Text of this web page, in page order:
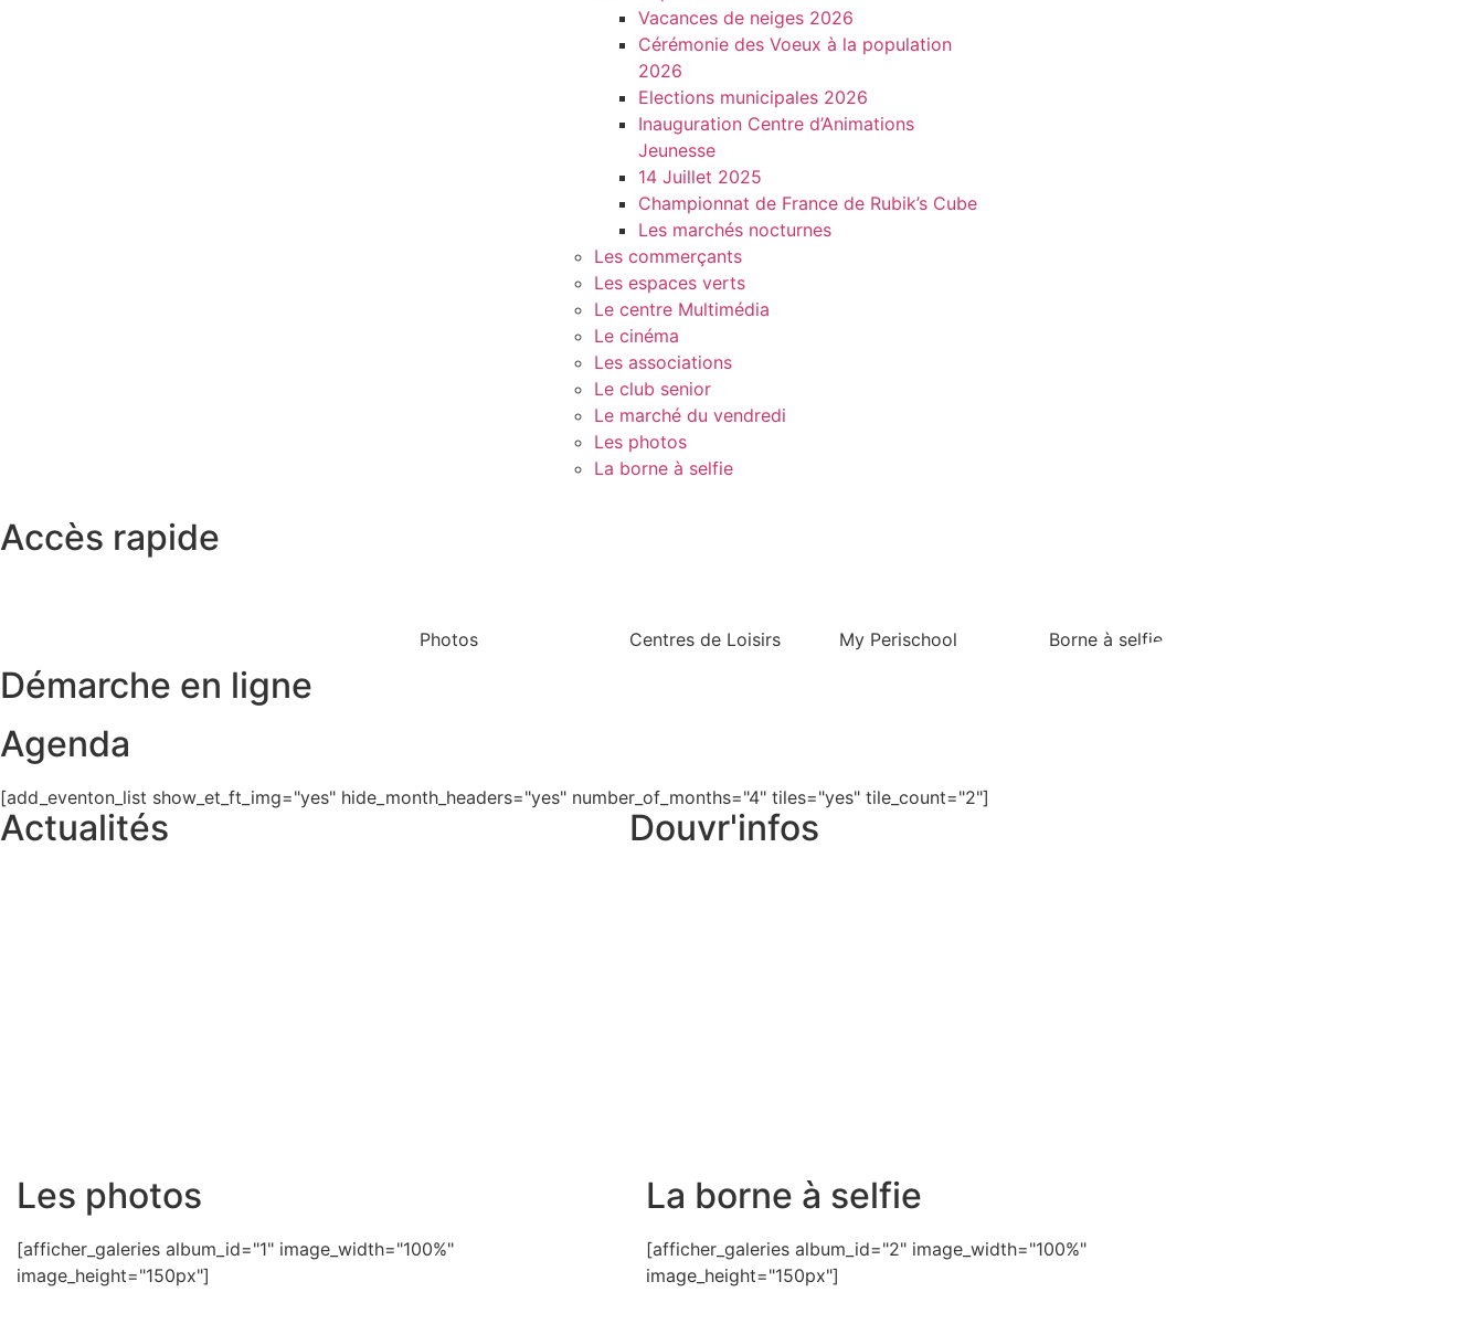
Vacances de neiges 2026
Cérémonie des Voeux à la population
2026
Elections municipales 2026
Inauguration Centre d’Animations
Jeunesse
14 Juillet 2025
Championnat de France de Rubik’s Cube
Les marchés nocturnes
Les commerçants
Les espaces verts
Le centre Multimédia
Le cinéma
Les associations
Le club senior
Le marché du vendredi
Les photos
La borne à selfie
Accès rapide
Photos Centres de Loisirs My Perischool Borne à selfie
Démarche en ligne
Agenda
[add_eventon_list show_et_ft_img="yes" hide_month_headers="yes" number_of_months="4" tiles="yes" tile_count="2"]
Actualités Douvr'infos
Les photos
[afficher_galeries album_id="1" image_width="100%"
image_height="150px"]
La borne à selfie
[afficher_galeries album_id="2" image_width="100%"
image_height="150px"]